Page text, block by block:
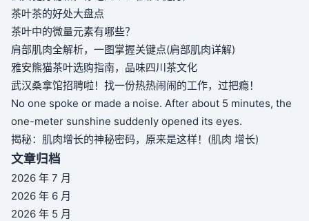
茶叶茶的好处大盘点
茶叶中的微量元素有哪些？
肩部肌肉全解析，一图掌握关键点(肩部肌肉详解)
雅安熊猫茶叶选购指南，品味四川茶文化
武汉桑拿馆招聘啦！找一份热热闹闹的工作，过把瘾！
No one spoke or made a noise. After about 5 minutes, the
one-meter sunshine suddenly opened its eyes.
揭秘：肌肉增长的神秘密码，原来是这样！(肌肉 增长)
文章归档
2026 年 7 月
2026 年 6 月
2026 年 5 月